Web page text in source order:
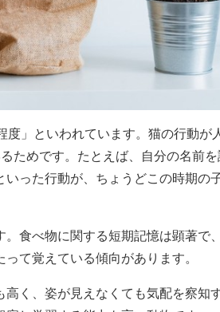
」といわれています。猫の行動が
ためです。たとえば、自分の名前を
った行動が、ちょうどこの時期の
食べ物に関する短期記憶は顕著で
て覚えている傾向があります。
く、姿が見えなくても気配を察知